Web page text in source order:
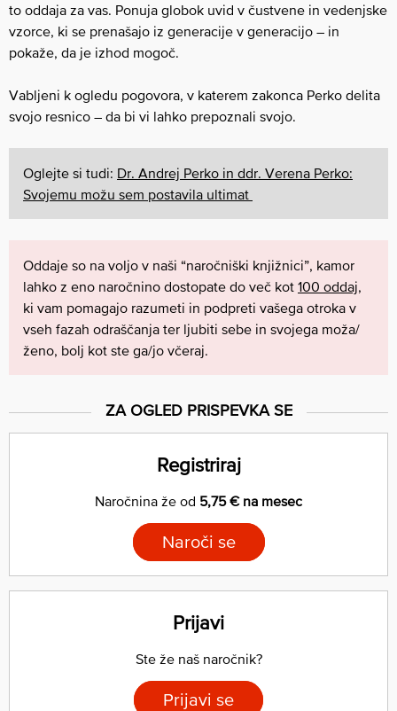
to oddaja za vas. Ponuja globok uvid v čustvene in vedenjske
vzorce, ki se prenašajo iz generacije v generacijo – in
pokaže, da je izhod mogoč.
Vabljeni k ogledu pogovora, v katerem zakonca Perko delita
svojo resnico – da bi vi lahko prepoznali svojo.
Oglejte si tudi: Dr. Andrej Perko in ddr. Verena Perko:
Svojemu možu sem postavila ultimat
Oddaje so na voljo v naši “naročniški knjižnici”, kamor
lahko z eno naročnino dostopate do več kot 100 oddaj
ki vam pomagajo razumeti in podpreti vašega otroka v
vseh fazah odraščanja ter ljubiti sebe in svojega moža/
ženo, bolj kot ste ga/jo včeraj.
ZA OGLED PRISPEVKA SE
Registriraj
Naročnina že od 5,75 € na mesec
Naroči se
Prijavi
Ste že naš naročnik?
Prijavi se